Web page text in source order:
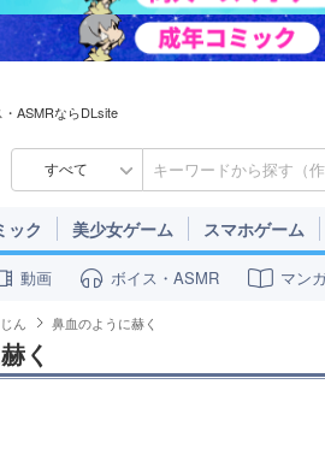
ASMRならDLsite
すべて
ック 美少女ゲーム スマホゲーム
動画 ボイス・ASMR マン
ん 鼻血のように赫く
く